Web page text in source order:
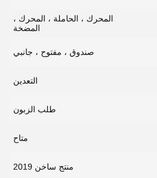
المحرك ، الحاملة ، المحرك ،
المضخة
صندوق ، مفتوح ، جانبي
التعدين
طلب الزبون
متاح
منتج ساخن 2019